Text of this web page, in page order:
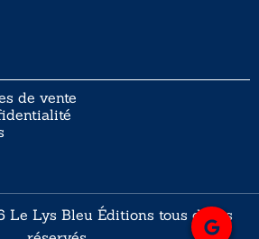
de vente
Le Lys Bleu Éditions tous droits